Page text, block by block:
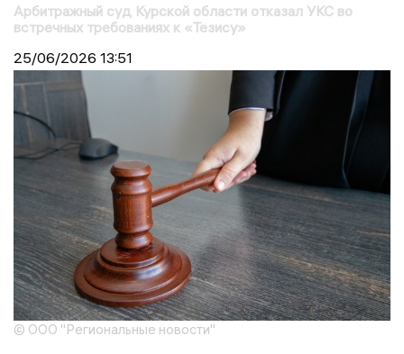
Арбитражный суд Курской области отказал УКС во
встречных требованиях к «Тезису»
25/06/2026 13:51
© ООО "Региональные новости"